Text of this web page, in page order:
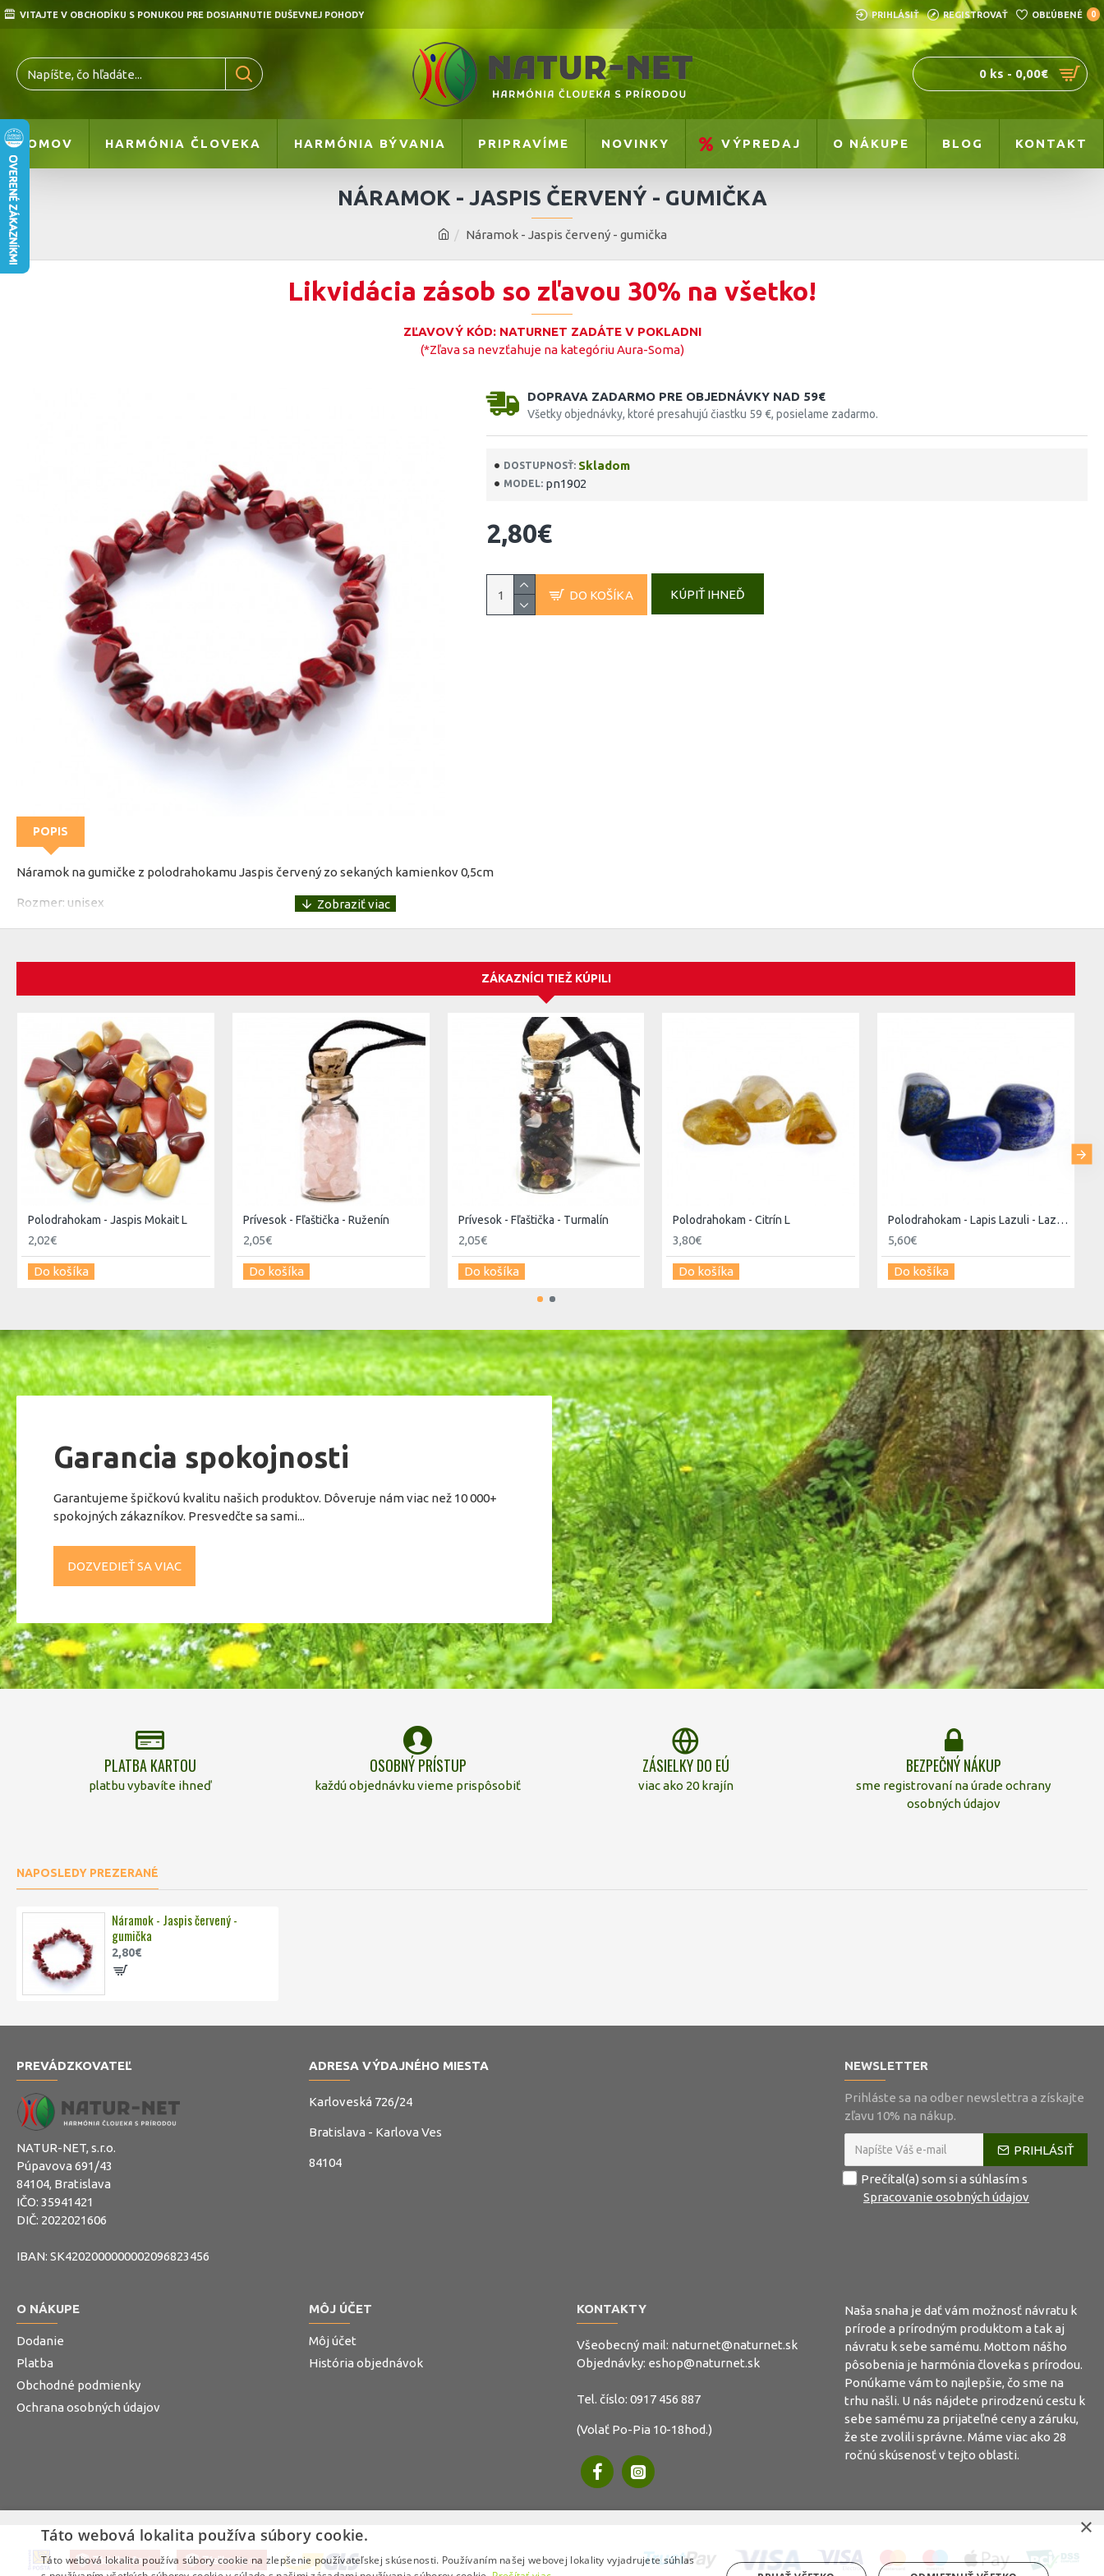
VITAJTE V OBCHODÍKU S PONUKOU PRE DOSIAHNUTIE DUŠEVNEJ POHODY PRIHLÁSIŤ REGISTROVAŤ OBĽÚBENÉ 0
0 ks - 0,00€
DOMOV HARMÓNIA ČLOVEKA HARMÓNIA BÝVANIA PRIPRAVÍME NOVINKY VÝPREDAJ O NÁKUPE BLOG KONTAKT
Náramok - Jaspis červený - gumička
NÁRAMOK - JASPIS ČERVENÝ - GUMIČKA
Likvidácia zásob so zľavou 30% na všetko!
ZĽAVOVÝ KÓD: NATURNET ZADÁTE V POKLADNI
(*Zľava sa nevzťahuje na kategóriu Aura-Soma)
DOPRAVA ZADARMO PRE OBJEDNÁVKY NAD 59€
Všetky objednávky, ktoré presahujú čiastku 59 €, posielame zadarmo.
DOSTUPNOSŤ: Skladom
MODEL: pn1902
2,80€
DO KOŠÍKA KÚPIŤ IHNEĎ
POPIS
Náramok na gumičke z polodrahokamu Jaspis červený zo sekaných kamienkov 0,5cm
Rozmer: unisex
ZÁKAZNÍCI TIEŽ KÚPILI
Polodrahokam - Jaspis Mokait L
2,02€
Do košíka
Prívesok - Fľaštička - Ruženín
2,05€
Do košíka
Prívesok - Fľaštička - Turmalín
2,05€
Do košíka
Polodrahokam - Citrín L
3,80€
Do košíka
Polodrahokam - Lapis Lazuli - Lazurit L
5,60€
Do košíka
Garancia spokojnosti
Garantujeme špičkovú kvalitu našich produktov. Dôveruje nám viac než 10 000+
spokojných zákazníkov. Presvedčte sa sami...
DOZVEDIEŤ SA VIAC
PLATBA KARTOU
platbu vybavíte ihneď
OSOBNÝ PRÍSTUP
každú objednávku vieme prispôsobiť
ZÁSIELKY DO EÚ
viac ako 20 krajín
BEZPEČNÝ NÁKUP
sme registrovaní na úrade ochrany
osobných údajov
NAPOSLEDY PREZERANÉ
Náramok - Jaspis červený -
gumička
2,80€
PREVÁDZKOVATEĽ
NATUR-NET, s.r.o.
Púpavova 691/43
84104, Bratislava
IČO: 35941421
DIČ: 2022021606
IBAN: SK4202000000002096823456
ADRESA VÝDAJNÉHO MIESTA
Karloveská 726/24
Bratislava - Karlova Ves
84104
NEWSLETTER
Prihláste sa na odber newslettra a získajte
zľavu 10% na nákup.
PRIHLÁSIŤ
Prečítal(a) som si a súhlasím s
Spracovanie osobných údajov
O NÁKUPE
Dodanie
Platba
Obchodné podmienky
Ochrana osobných údajov
MÔJ ÚČET
Môj účet
História objednávok
KONTAKTY
Všeobecný mail: naturnet@naturnet.sk
Objednávky: eshop@naturnet.sk
Tel. číslo: 0917 456 887
(Volať Po-Pia 10-18hod.)
Naša snaha je dať vám možnosť návratu k
prírode a prírodným produktom a tak aj
návratu k sebe samému. Mottom nášho
pôsobenia je harmónia človeka s prírodou.
Ponúkame vám to najlepšie, čo sme na
trhu našli. U nás nájdete prirodzenú cestu k
sebe samému za prijateľné ceny a záruku,
že ste zvolili správne. Máme viac ako 28
ročnú skúsenosť v tejto oblasti.
×
Táto webová lokalita používa súbory cookie.
Táto webová lokalita používa súbory cookie na zlepšenie používateľskej skúsenosti. Používaním našej webovej lokality vyjadrujete súhlas